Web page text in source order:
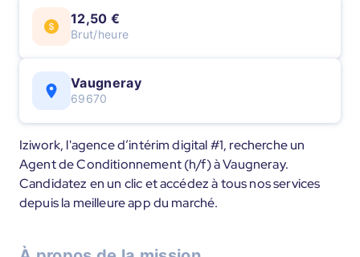
12,50 €
Brut/heure
Vaugneray
69670
Iziwork, l'agence d’intérim digital #1, recherche un
Agent de Conditionnement (h/f) à Vaugneray.
Candidatez en un clic et accédez à tous nos services
depuis la meilleure app du marché.